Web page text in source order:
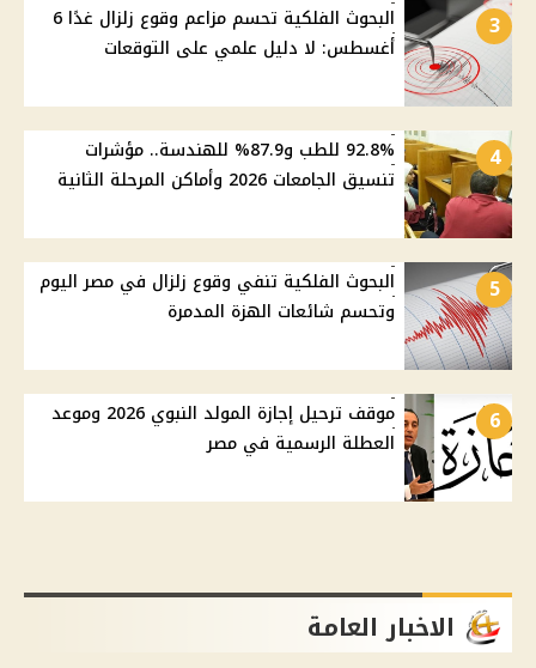
3
البحوث الفلكية تحسم مزاعم وقوع زلزال غدًا 6
أغسطس: لا دليل علمي على التوقعات
4
92.8% للطب و87.9% للهندسة.. مؤشرات
تنسيق الجامعات 2026 وأماكن المرحلة الثانية
5
البحوث الفلكية تنفي وقوع زلزال في مصر اليوم
وتحسم شائعات الهزة المدمرة
6
موقف ترحيل إجازة المولد النبوي 2026 وموعد
العطلة الرسمية في مصر
الاخبار العامة